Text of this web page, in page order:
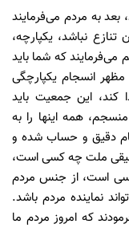
به مردم می‌فرمایند
نباشد، یکپارچه،
که شما باید
انسجام یکپارچگی
کند، این جمعیت باید
همه اینها را به
دقیق و حساب شده و
ملت چه کسی است،
است، از جنس مردم
نماینده مردم باشد.
که امروز مردم ما